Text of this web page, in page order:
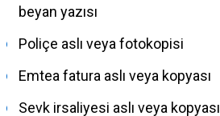
beyan yazısı
Poliçe aslı veya fotokopisi
Emtea fatura aslı veya kopyası
Sevk irsaliyesi aslı veya kopyası